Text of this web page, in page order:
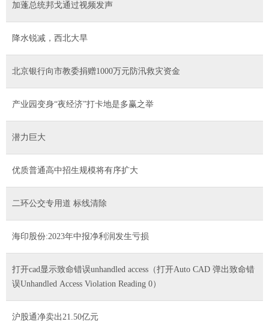
加蓬总统邦戈通过视频发声
降水锐减，西北大旱
北京银行向市教委捐赠1000万元防汛救灾资金
产业园变身“夜经济”打卡地是多赢之举
潜力巨大
优质普通高中招生规模将有序扩大
二环公交专用道 标线清除
海印股份:2023年中报净利润发生亏损
打开cad显示致命错误unhandled access（打开Auto CAD 弹出致命错
误Unhandled Access Violation Reading 0）
沪股通净卖出21.50亿元